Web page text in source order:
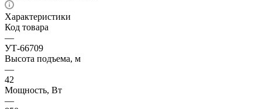
Характеристики
Код товара
—
УТ-66709
Высота подъема, м
—
42
Мощность, Вт
—